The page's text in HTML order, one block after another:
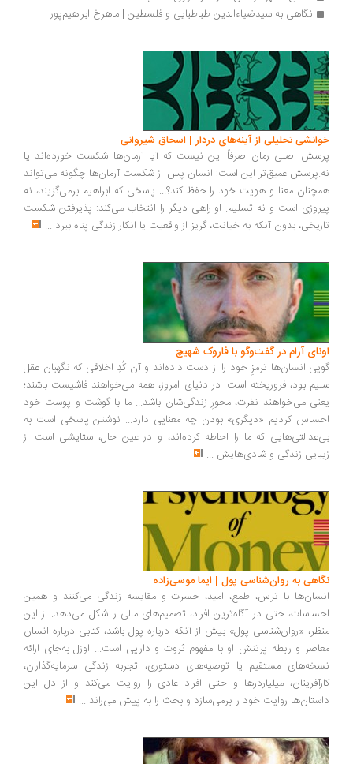
نگاهی به سیدضیاءالدین طباطبایی و فلسطین | ماهرخ ابراهیم‌پور
تحلیلی از آینه‌های دردار | اسحاق شیروانی
اصلی رمان صرفاً این نیست که آیا آرمان‌ها شکست خورده‌اند یا
عمیق‌تر این است: انسان پس از شکست آرمان‌ها چگونه می‌تواند
معنا و هویت خود را حفظ کند؟... پاسخی که ابراهیم برمی‌گزیند، نه
است و نه تسلیم. او راهی دیگر را انتخاب می‌کند: پذیرفتن شکست
بدون آنکه به خیانت، گریز از واقعیت یا انکار زندگی پناه ببرد...
آرام در گفت‌وگو با فاروک شهیچ‭
انسان‌ها ترمزِ خود را از دست داده‌اند و آن کُدِ اخلاقی که نگهبان عقل
بود، فروریخته است. در دنیای امروز، همه می‌خواهند فاشیست باشند؛
می‌خواهند نفرت، محورِ زندگی‌شان باشد... ما با گوشت و پوست خود
کردیم «دیگری» بودن چه معنایی دارد... نوشتن پاسخی است به
که ما را احاطه کرده‌اند، و در عین حال، ستایشی است از
زندگی و شادی‌هایش...
به روان‌شناسی پول | ایما موسی‌زاده
با ترس، طمع، امید، حسرت و مقایسه زندگی می‌کنند و همین
حتی در آگاه‌ترین افراد، تصمیم‌های مالی را شکل می‌دهد. از این
«روان‌شناسی پول» بیش از آنکه درباره پول باشد، کتابی درباره انسان
و رابطه پرتنش او با مفهوم ثروت و دارایی است... اوزل به‌جای ارائه
مستقیم یا توصیه‌های دستوری، تجربه زندگی سرمایه‌گذاران،
میلیاردرها و حتی افراد عادی را روایت می‌کند و از دل این
روایت خود را برمی‌سازد و بحث را به پیش می‌راند ...